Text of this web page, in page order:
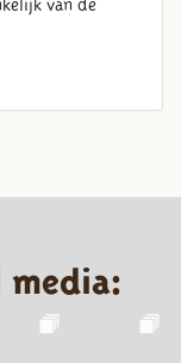
van de
media: